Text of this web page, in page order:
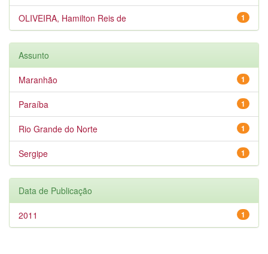
1
OLIVEIRA, Hamilton Reis de
Assunto
1
Maranhão
1
Paraíba
1
Rio Grande do Norte
1
Sergipe
Data de Publicação
1
2011